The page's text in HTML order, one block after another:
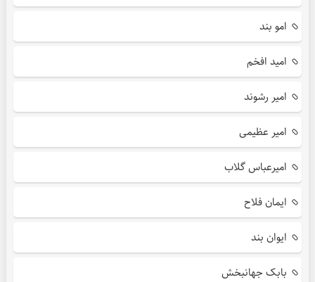
امو بند
امید افخم
امیر رشوند
امیر عظیمی
امیرعباس گلاب
ایمان فلاح
ایوان بند
بابک جهانبخش